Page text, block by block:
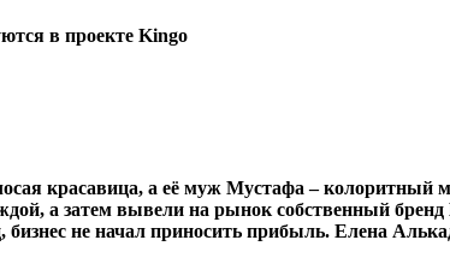
в проекте Kingo
красавица, а её муж Мустафа –
а затем вывели на рынок собственный
бизнес не начал приносить прибыль. Елена